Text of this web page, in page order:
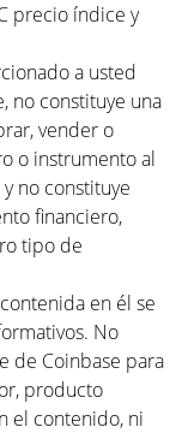
precio índice y
a usted
no constituye una
vender o
o instrumento al
no constituye
financiero,
tipo de
en él se
No
de Coinbase para
producto
el contenido, ni